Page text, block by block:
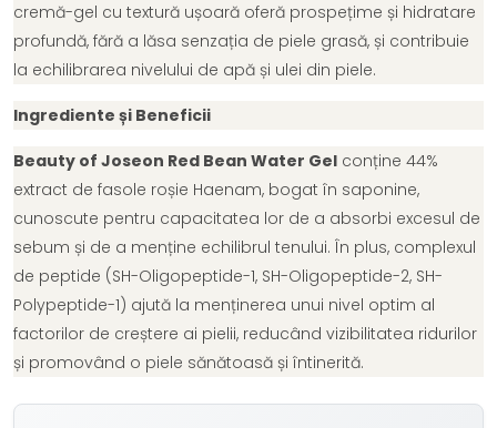
cremă-gel cu textură ușoară oferă prospețime și hidratare
profundă, fără a lăsa senzația de piele grasă, și contribuie
la echilibrarea nivelului de apă și ulei din piele.
Ingrediente și Beneficii
Beauty of Joseon Red Bean Water Gel conține 44%
extract de fasole roșie Haenam, bogat în saponine,
cunoscute pentru capacitatea lor de a absorbi excesul de
sebum și de a menține echilibrul tenului. În plus, complexul
de peptide (SH-Oligopeptide-1, SH-Oligopeptide-2, SH-
Polypeptide-1) ajută la menținerea unui nivel optim al
factorilor de creștere ai pielii, reducând vizibilitatea ridurilor
și promovând o piele sănătoasă și întinerită.